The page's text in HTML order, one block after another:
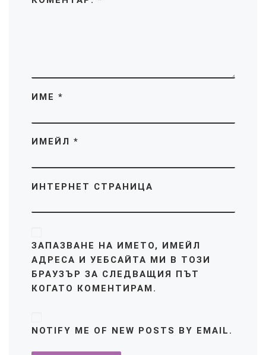
ИМЕ *
ИМЕЙЛ *
ИНТЕРНЕТ СТРАНИЦА
ЗАПАЗВАНЕ НА ИМЕТО, ИМЕЙЛ
АДРЕСА И УЕБСАЙТА МИ В ТОЗИ
БРАУЗЪР ЗА СЛЕДВАЩИЯ ПЪТ
КОГАТО КОМЕНТИРАМ.
NOTIFY ME OF NEW POSTS BY EMAIL.